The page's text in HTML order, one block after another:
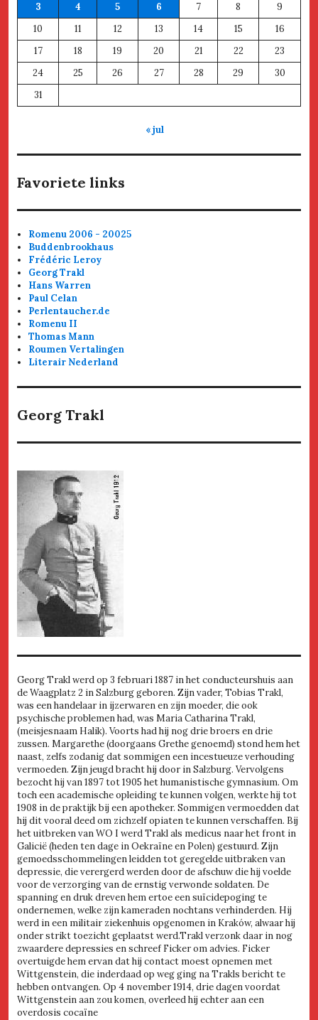
3
4 5 6 7 8
9
10
11 12 13 14 15
16
17
18 19 20 21 22
23
24
25 26 27 28 29
30
31
« jul
Favoriete links
Romenu 2006 - 20025
Buddenbrookhaus
Frédéric Leroy
Georg Trakl
Hans Warren
Paul Celan
Perlentaucher.de
Romenu II
Thomas Mann
Roumen Vertalingen
Literair Nederland
Georg Trakl
Georg Trakl werd op 3 februari 1887 in het conducteurshuis aan
de Waagplatz 2 in Salzburg geboren. Zijn vader, Tobias Trakl,
was een handelaar in ijzerwaren en zijn moeder, die ook
psychische problemen had, was Maria Catharina Trakl,
(meisjesnaam Halik). Voorts had hij nog drie broers en drie
zussen. Margarethe (doorgaans Grethe genoemd) stond hem het
naast, zelfs zodanig dat sommigen een incestueuze verhouding
vermoeden. Zijn jeugd bracht hij door in Salzburg. Vervolgens
bezocht hij van 1897 tot 1905 het humanistische gymnasium. Om
toch een academische opleiding te kunnen volgen, werkte hij tot
1908 in de praktijk bij een apotheker. Sommigen vermoedden dat
hij dit vooral deed om zichzelf opiaten te kunnen verschaffen. Bij
het uitbreken van WO I werd Trakl als medicus naar het front in
Galicië (heden ten dage in Oekraïne en Polen) gestuurd. Zijn
gemoedsschommelingen leidden tot geregelde uitbraken van
depressie, die verergerd werden door de afschuw die hij voelde
voor de verzorging van de ernstig verwonde soldaten. De
spanning en druk dreven hem ertoe een suïcidepoging te
ondernemen, welke zijn kameraden nochtans verhinderden. Hij
werd in een militair ziekenhuis opgenomen in Kraków, alwaar hij
onder strikt toezicht geplaatst werd.Trakl verzonk daar in nog
zwaardere depressies en schreef Ficker om advies. Ficker
overtuigde hem ervan dat hij contact moest opnemen met
Wittgenstein, die inderdaad op weg ging na Trakls bericht te
hebben ontvangen. Op 4 november 1914, drie dagen voordat
Wittgenstein aan zou komen, overleed hij echter aan een
overdosis cocaïne